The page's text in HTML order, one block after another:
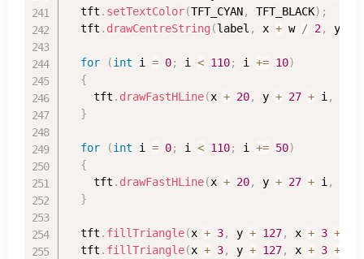
  tft
. setTextColor(TFT_CYAN, TFT_BLACK) ;
  tft
. drawCentreString (label , x + w / 2, y
for (int i = 0; i < 110; i += 10)
{
    tft
. drawFastHLine(x + 20, y + 27 + i ,
}
for (int i = 0; i < 110; i += 50)
{
    tft
. drawFastHLine(x + 20, y + 27 + i ,
}
  tft
. fillTriangle(x + 3, y + 127, x + 3 +
  tft
. fillTriangle(x + 3, y + 127, x + 3 +